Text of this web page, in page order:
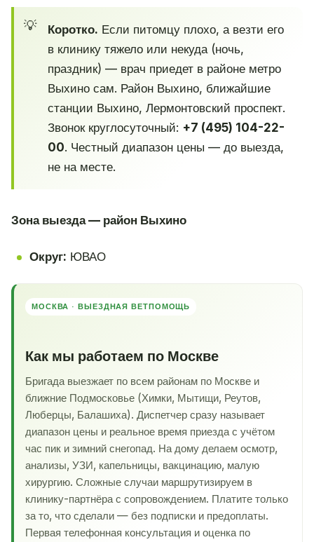
Коротко. Если питомцу плохо, а везти его
в клинику тяжело или некуда (ночь,
праздник) — врач приедет в районе метро
Выхино сам. Район Выхино, ближайшие
станции Выхино, Лермонтовский проспект.
Звонок круглосуточный: +7 (495) 104-22-
00. Честный диапазон цены — до выезда,
не на месте.
Зона выезда — район Выхино
Округ: ЮВАО
МОСКВА · ВЫЕЗДНАЯ ВЕТПОМОЩЬ
Как мы работаем по Москве
Бригада выезжает по всем районам по Москве и
ближние Подмосковье (Химки, Мытищи, Реутов,
Люберцы, Балашиха). Диспетчер сразу называет
диапазон цены и реальное время приезда с учётом
час пик и зимний снегопад. На дому делаем осмотр,
анализы, УЗИ, капельницы, вакцинацию, малую
хирургию. Сложные случаи маршрутизируем в
клинику-партнёра с сопровождением. Платите только
за то, что сделали — без подписки и предоплаты.
Первая телефонная консультация и оценка по